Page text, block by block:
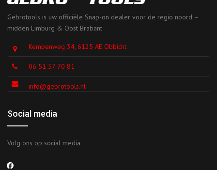
Gebrotools is uw officiële Snap-on dealer voor de regio noord –
midden Limburg & Oost Brabant
Kempenweg 34, 6125 AE Obbicht
06 51 57 70 81
info@gebrotools.nl
Social media
Volg ons op social media